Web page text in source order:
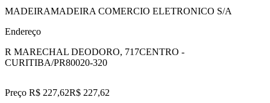
MADEIRAMADEIRA COMERCIO ELETRONICO S/A
Endereço
R MARECHAL DEODORO, 717CENTRO -
CURITIBA/PR80020-320
Preço R$ 227,62R$ 227,62